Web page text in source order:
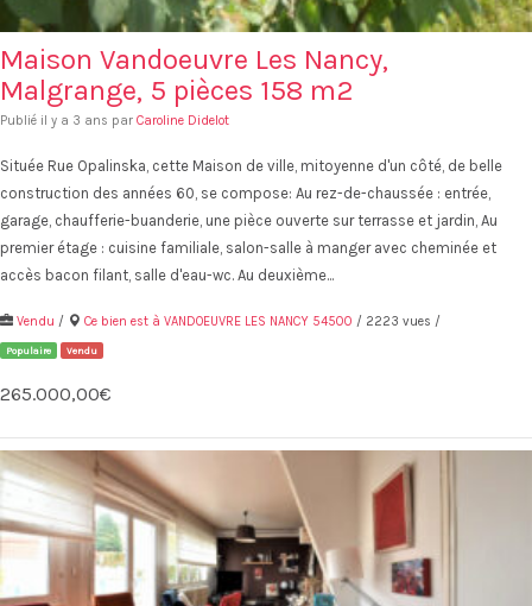
Maison Vandoeuvre Les Nancy,
Malgrange, 5 pièces 158 m2
Publié il y a 3 ans par Caroline Didelot
Située Rue Opalinska, cette Maison de ville, mitoyenne d'un côté, de belle
construction des années 60, se compose: Au rez-de-chaussée : entrée,
garage, chaufferie-buanderie, une pièce ouverte sur terrasse et jardin, Au
premier étage : cuisine familiale, salon-salle à manger avec cheminée et
accès bacon filant, salle d'eau-wc. Au deuxième...
Vendu / Ce bien est à VANDOEUVRE LES NANCY 54500 / 2223 vues /
Populaire Vendu
265.000,00€